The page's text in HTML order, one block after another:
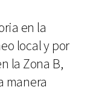
en la
local y por
la Zona B,
manera